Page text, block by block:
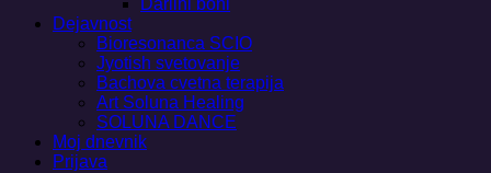
Darilni boni
Dejavnost
Bioresonanca SCIO
Jyotish svetovanje
Bachova cvetna terapija
Art Soluna Healing
SOLUNA DANCE
Moj dnevnik
Prijava